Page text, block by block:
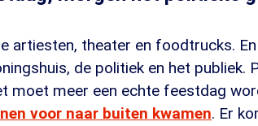
artiesten, theater en foodtrucks.
de politiek en het publiek.
moet meer een echte feestdag
voor naar buiten kwamen. Er